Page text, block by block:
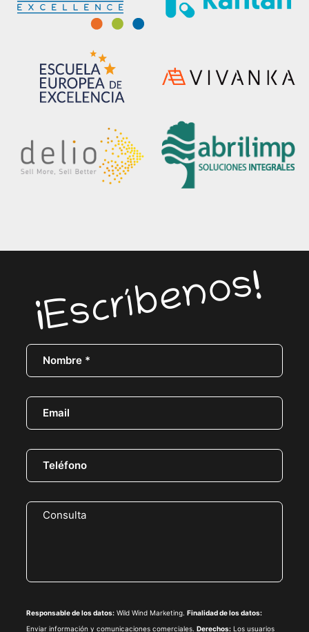
¡Escríbenos!
Responsable de los datos: Wild Wind Marketing. Finalidad de los datos:
Enviar información y comunicaciones comerciales. Derechos: Los usuarios